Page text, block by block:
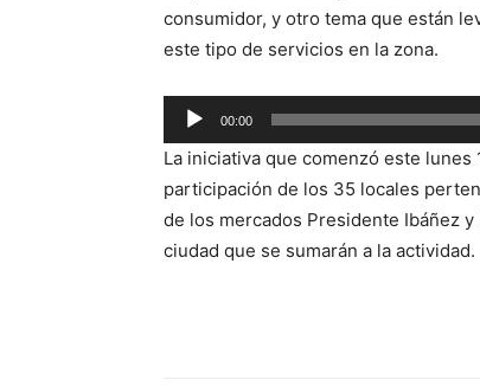
consumidor, y otro tema que están
este tipo de servicios en la zona.
Reproductor
de
audio
00:00
La iniciativa que comenzó este
participación de los 35 locales
de los mercados Presidente Ibáñez
ciudad que se sumarán a la actividad.